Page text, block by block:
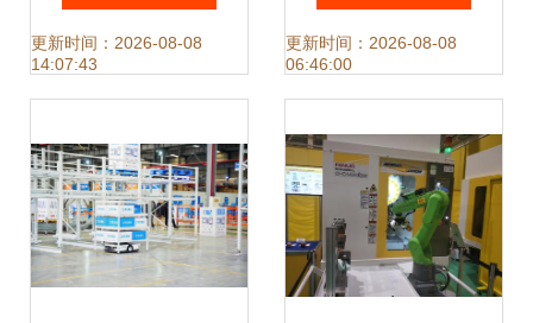
方版 高效可靠的轻
方案
更新时间：2026-08-08
14:07:43
智能AI的故事
更新时间：2026-08-08
06:46:00